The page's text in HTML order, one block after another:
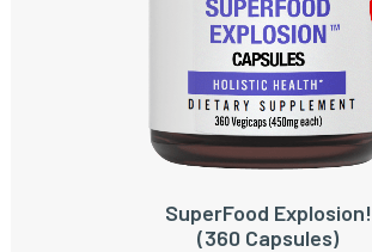
TOEVOEGEN AAN
SuperFood Explosion!
(360 Capsules)